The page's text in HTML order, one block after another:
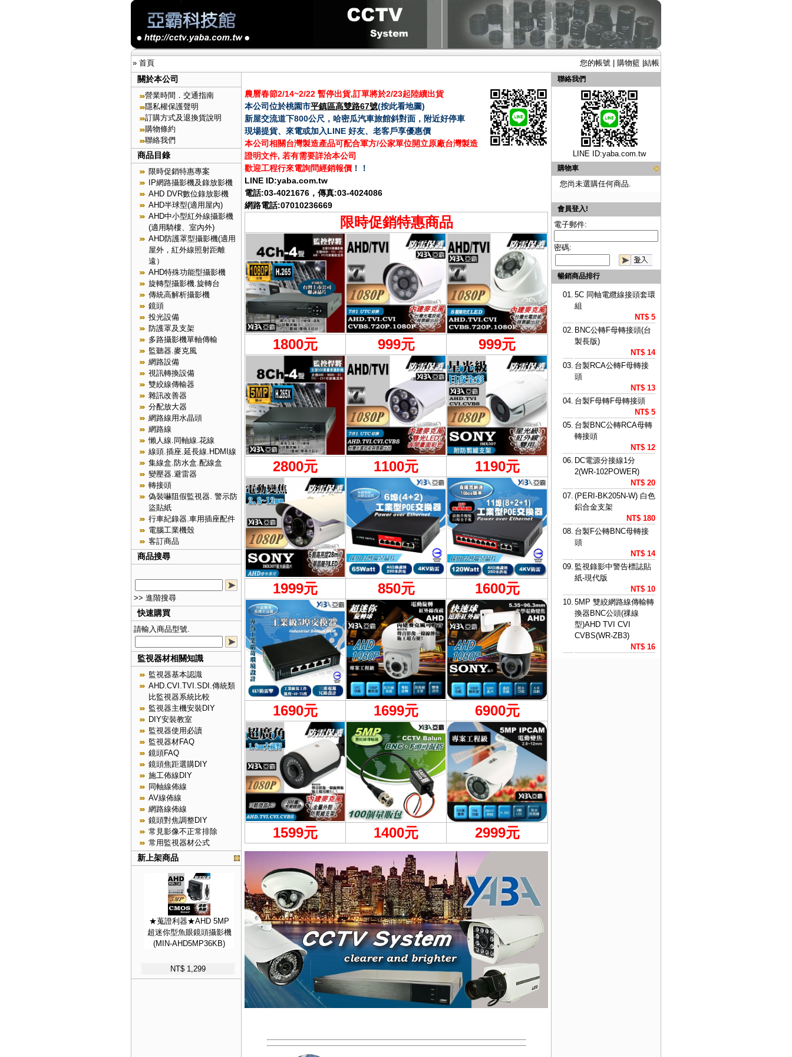
» 首頁 您的帳號 購物籃 結帳
關於本公司
營業時間．交通指南
隱私權保護聲明
訂購方式及退換貨說明
購物條約
聯絡我們
商品目錄
限時促銷特惠專案
IP網路攝影機及錄放影機
AHD DVR數位錄放影機
AHD半球型(適用屋內)
AHD中小型紅外線攝影機
(適用騎樓、室內外)
AHD防護罩型攝影機(適用
屋外，紅外線照射距離
遠）
AHD特殊功能型攝影機
旋轉型攝影機.旋轉台
傳統高解析攝影機
鏡頭
投光設備
防護罩及支架
多路攝影機單軸傳輸
監聽器.麥克風
網路設備
視訊轉換設備
雙絞線傳輸器
雜訊改善器
分配放大器
網路線用水晶頭
網路線
懶人線.同軸線.花線
線頭.插座.延長線.HDMI線
集線盒.防水盒.配線盒
變壓器.避雷器
轉接頭
偽裝嚇阻假監視器. 警示防
盜貼紙
行車紀錄器.車用插座配件
電腦工業機殼
客訂商品
商品搜尋
>> 進階搜尋
快速購買
請輸入商品型號.
監視器材相關知識
監視器基本認識
AHD.CVI.TVI.SDI.傳統類
比監視器系統比較
監視器主機安裝DIY
DIY安裝教室
監視器使用必讀
監視器材FAQ
鏡頭FAQ
鏡頭焦距選購DIY
施工佈線DIY
同軸線佈線
AV線佈線
網路線佈線
鏡頭對焦調整DIY
常見影像不正常排除
常用監視器材公式
新上架商品
★蒐證利器★AHD 5MP
超迷你型魚眼鏡頭攝影機
(MIN-AHD5MP36KB)
NT$ 1,299
農曆春節2/14~2/22 暫停出貨,訂單將於2/23起陸續出貨
本公司位於桃園市平鎮區高雙路67號(按此看地圖)
新屋交流道下800公尺，哈密瓜汽車旅館斜對面，附近好停車
現場提貨、來電或加入LINE 好友、老客戶享優惠價
本公司相關台灣製造產品可配合軍方/公家單位開立原廠台灣製造
證明文件, 若有需要詳洽本公司
歡迎工程行來電詢問經銷報價 ！！
LINE ID:yaba.com.tw
電話:03-4021676 ，傳真:03-4024086
網路電話:07010236669
限時促銷特惠商品
1800元 999元 999元
2800元 1100元 1190元
1999元 850元 1600元
1690元 1699元 6900元
1599元 1400元 2999元
聯絡我們
LINE ID:yaba.com.tw
購物車
您尚未選購任何商品.
會員登入!
電子郵件:
密碼:
暢銷商品排行
01. 5C 同軸電纜線接頭套環
組
NT$ 5
02. BNC公轉F母轉接頭(台
製長版)
NT$ 14
03. 台製RCA公轉F母轉接
頭
NT$ 13
04. 台製F母轉F母轉接頭
NT$ 5
05. 台製BNC公轉RCA母轉
轉接頭
NT$ 12
06. DC電源分接線1分
2(WR-102POWER)
NT$ 20
07. (PERI-BK205N-W) 白色
鋁合金支架
NT$ 180
08. 台製F公轉BNC母轉接
頭
NT$ 14
09. 監視錄影中警告標誌貼
紙-現代版
NT$ 10
10. 5MP 雙絞網路線傳輸轉
換器BNC公頭(祼線
型)AHD TVI CVI
CVBS(WR-ZB3)
NT$ 16